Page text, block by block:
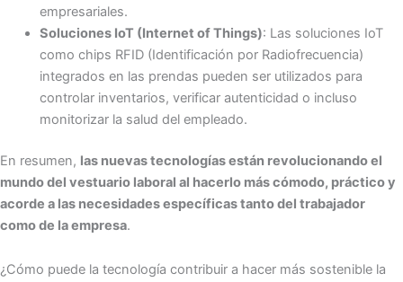
empresariales.
Soluciones IoT (Internet of Things): Las soluciones IoT
como chips RFID (Identificación por Radiofrecuencia)
integrados en las prendas pueden ser utilizados para
controlar inventarios, verificar autenticidad o incluso
monitorizar la salud del empleado.
En resumen, las nuevas tecnologías están revolucionando el
mundo del vestuario laboral al hacerlo más cómodo, práctico y
acorde a las necesidades específicas tanto del trabajador
como de la empresa.
¿Cómo puede la tecnología contribuir a hacer más sostenible la